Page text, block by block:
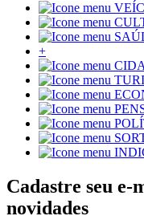
+
Cadastre seu e-
novidades